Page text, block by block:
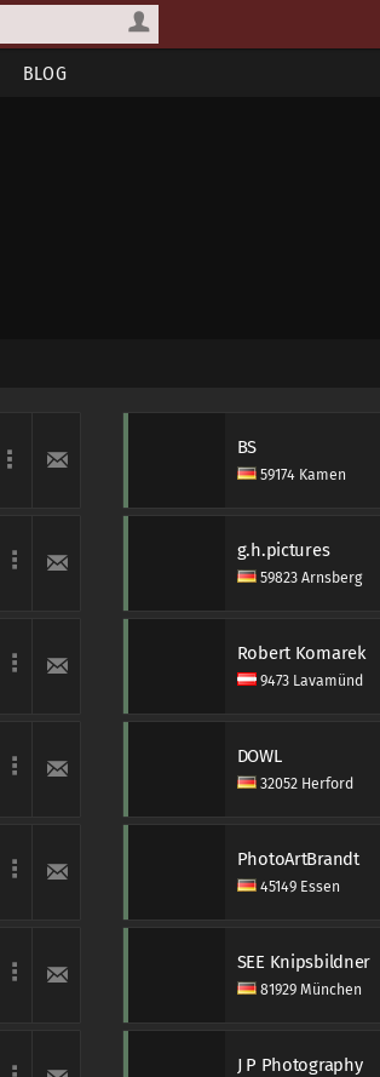
BLOG
BS
59174 Kamen
g.h.pictures
59823 Arnsberg
Robert Komarek
9473 Lavamünd
DOWL
32052 Herford
PhotoArtBrandt
45149 Essen
SEE Knipsbildner
81929 München
J P Photography